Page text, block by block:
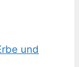
und